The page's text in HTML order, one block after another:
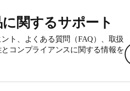
関するサポート
ト、よくある質問（FAQ）、取扱
コンプライアンスに関する情報を